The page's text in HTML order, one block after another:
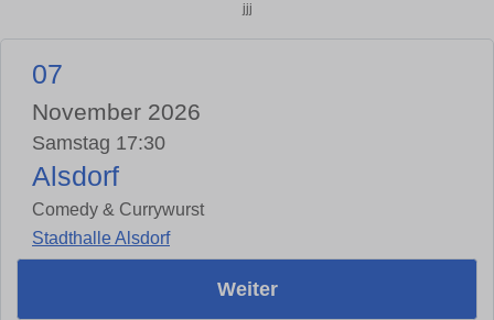
jjj
07
November 2026
Samstag 17:30
Alsdorf
Comedy & Currywurst
Stadthalle Alsdorf
Weiter